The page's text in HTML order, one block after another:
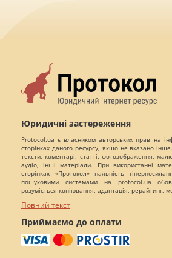
Юридичні застереження
Protocol.ua є власником авторських прав на
сторінках даного ресурсу, якщо не вказано
тексти, коментарі, статті, фотозображення,
аудіо, інші матеріали. При використанні
сторінках «Протокол» наявність
пошуковими системами на protocol.ua
розуміється копіювання, адаптація, рерайтинг,
Повний текст
Приймаємо до оплати